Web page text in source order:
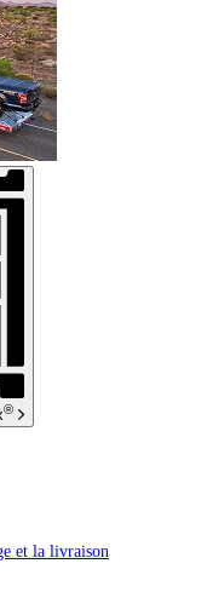
®
et la livraison